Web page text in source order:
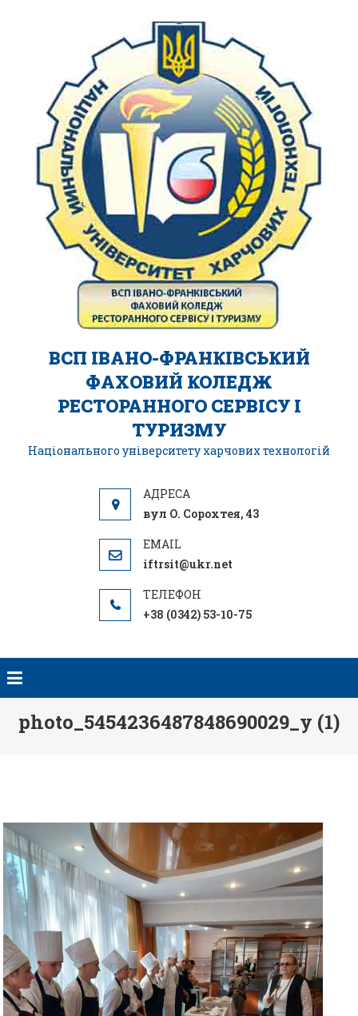
ВСП ІВАНО-ФРАНКІВСЬКИЙ
ФАХОВИЙ КОЛЕДЖ
РЕСТОРАННОГО СЕРВІСУ І
ТУРИЗМУ
Національного університету харчових технологій
вул О. Сорохтея, 43
iftrsit@ukr.net
+38 (0342) 53-10-75
photo_5454236487848690029_y (1)